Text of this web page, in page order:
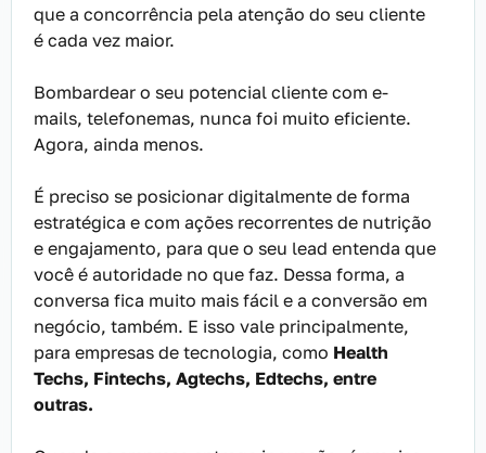
que a concorrência pela atenção do seu cliente
é cada vez maior.
Bombardear o seu potencial cliente com e-
mails, telefonemas, nunca foi muito eficiente.
Agora, ainda menos.
É preciso se posicionar digitalmente de forma
estratégica e com ações recorrentes de nutrição
e engajamento, para que o seu lead entenda que
você é autoridade no que faz. Dessa forma, a
conversa fica muito mais fácil e a conversão em
negócio, também. E isso vale principalmente,
para empresas de tecnologia, como Health
Techs, Fintechs, Agtechs, Edtechs, entre
outras.